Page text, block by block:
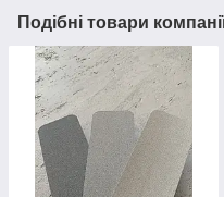
Подібні товари